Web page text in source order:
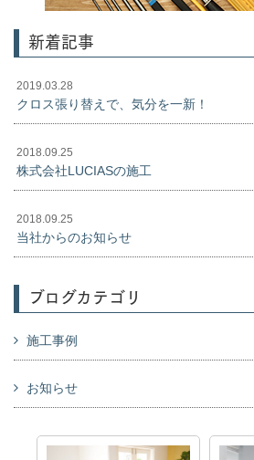
新着記事
2019.03.28
クロス張り替えで、気分を一新！
2018.09.25
株式会社LUCIASの施工
2018.09.25
当社からのお知らせ
ブログカテゴリ
施工事例
お知らせ